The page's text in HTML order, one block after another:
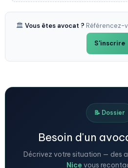
🏛️ Vous êtes avocat ? Référencez-
S'inscrire
📝 Dossier
Besoin d'un
Décrivez votre situation — des
Nice vous